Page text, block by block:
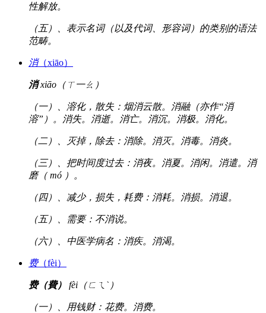
性解放。
（五）、表示名词（以及代词、形容词）的类别的语法
范畴。
消（xiāo）
消xiāo（ㄒ一ㄠ）
（一）、溶化，散失：烟消云散。消融（亦作“消
溶”）。消失。消逝。消亡。消沉。消极。消化。
（二）、灭掉，除去：消除。消灭。消毒。消炎。
（三）、把时间度过去：消夜。消夏。消闲。消遣。消
磨（ mó ）。
（四）、减少，损失，耗费：消耗。消损。消退。
（五）、需要：不消说。
（六）、中医学病名：消疾。消渴。
费（fèi）
费（費） fèi（ㄈㄟˋ）
（一）、用钱财：花费。消费。